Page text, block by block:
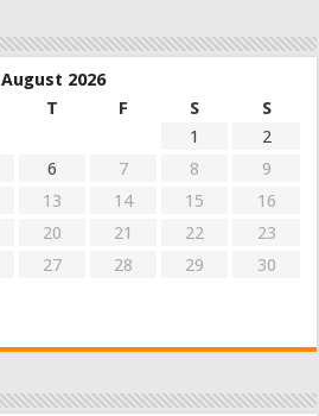
August 2026
T F S
S
1
2
6 7 8
9
13 14 15
16
20 21 22
23
27 28 29
30